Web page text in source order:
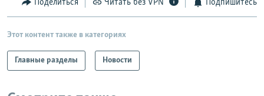
Поделиться Читать без VPN Подпишитесь
Этот контент также в категориях
Главные разделы Новости